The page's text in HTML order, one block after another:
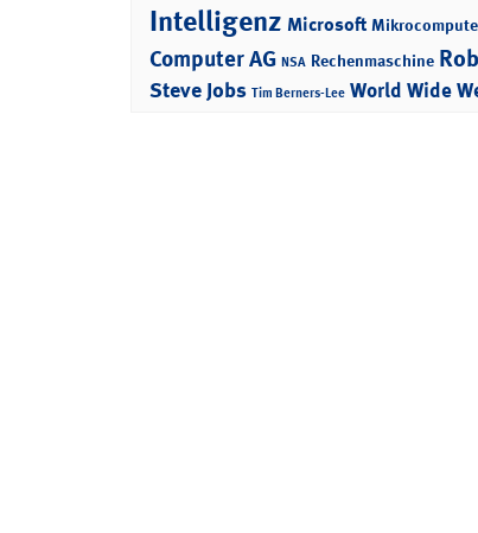
Intelligenz Microsoft
Computer AG NSA Rechenmaschine
Steve Jobs Tim Berners-Lee World Wide